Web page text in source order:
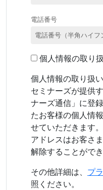
電話番号
個人情報の取り
個人情報の取り扱
セミナーズが提供
ナーズ通信」に登
たお客様の個人情
せていただきます
アドレスはお客さ
解除することがで
その他詳細は、 プ
照ください。